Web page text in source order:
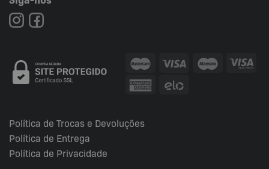
Política de Trocas e Devoluções
Política de Entrega
Política de Privacidade